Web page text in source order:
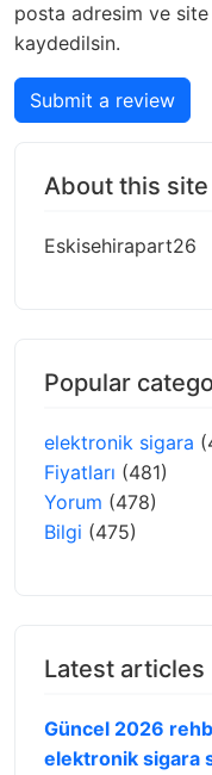
posta adresim ve site
kaydedilsin.
Submit a review
About this site
Eskisehirapart26
Popular
elektronik sigara
Fiyatları (481)
Yorum (478)
Bilgi (475)
Latest articles
Güncel 2026
elektronik sigara